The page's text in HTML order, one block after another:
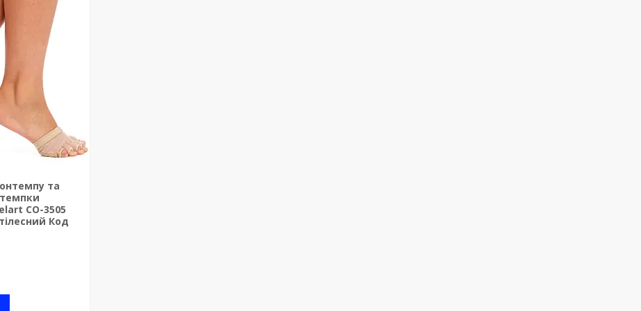
та
CO-3505
Код